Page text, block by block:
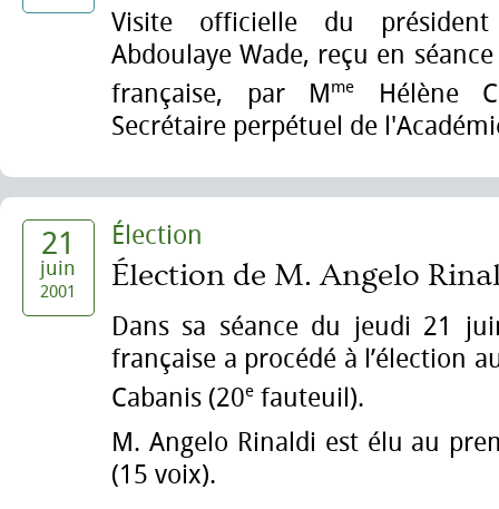
Visite officielle du
Abdoulaye Wade, reçu en
française, par Mme
Hélène
Secrétaire perpétuel de
21
juin
2001
Élection
Élection de M. Angelo
Dans sa séance du jeudi 21
française a procédé à l’élection
Cabanis (20e fauteuil).
M. Angelo Rinaldi est élu au
(15 voix).